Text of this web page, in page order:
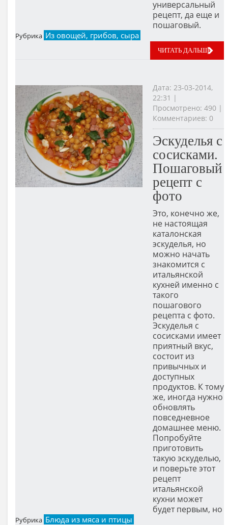
универсальный
рецепт, да еще и
пошаговый.
Рубрика Из овощей, грибов, сыра
ЧИТАТЬ ДАЛЬШЕ
Дата: 23-03-2014,
22:31 |
Просмотрено: 490 |
Комментариев: 0
Эскуделья с
сосисками.
Пошаговый
рецепт с
фото
Это, конечно же,
не настоящая
каталонская
эскуделья, но
можно начать
знакомится с
итальянской
кухней именно с
такого
пошагового
рецепта с фото.
Эскуделья с
сосисками имеет
приятный вкус,
состоит из
привычных и
доступных
продуктов. К тому
же, иногда нужно
обновлять
повседневное
домашнее меню.
Попробуйте
приготовить
такую эскуделью,
и поверьте этот
рецепт
итальянской
кухни может
будет первым, но
Рубрика Блюда из мяса и птицы